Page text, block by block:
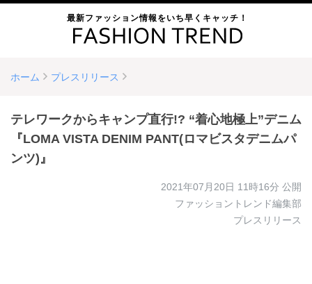
最新ファッション情報をいち早くキャッチ！
ホーム プレスリリース
テレワークからキャンプ直行!? “着心地極上”デニム
『LOMA VISTA DENIM PANT(ロマビスタデニムパ
ンツ)』
2021年07月20日 11時16分 公開
ファッショントレンド編集部
プレスリリース